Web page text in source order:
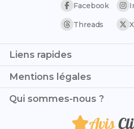
Facebook
Threads
Liens rapides
Page d'accueil
Simulateur de notes
Trouver son stage
Trouver son alternance
Mentions légales
C.G.V. - C.G.U.
Politique de remboursement
Qui sommes-nous ?
Je suis Victor et, avec Victoria,
Avis